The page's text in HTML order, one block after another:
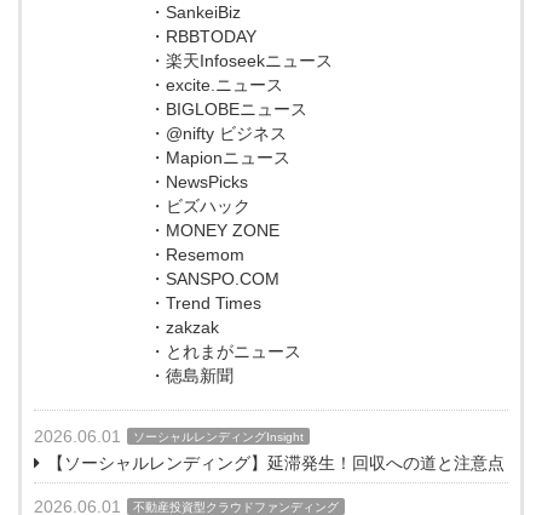
・SankeiBiz
・RBBTODAY
・楽天Infoseekニュース
・excite.ニュース
・BIGLOBEニュース
・@nifty ビジネス
・Mapionニュース
・NewsPicks
・ビズハック
・MONEY ZONE
・Resemom
・SANSPO.COM
・Trend Times
・zakzak
・とれまがニュース
・徳島新聞
2026.06.01 ソーシャルレンディングInsight
【ソーシャルレンディング】延滞発生！回収への道と注意点
2026.06.01 不動産投資型クラウドファンディング